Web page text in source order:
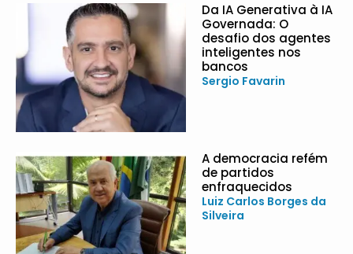
Da IA Generativa à IA
Governada: O
desafio dos agentes
inteligentes nos
bancos
Sergio Favarin
A democracia refém
de partidos
enfraquecidos
Luiz Carlos Borges da
Silveira